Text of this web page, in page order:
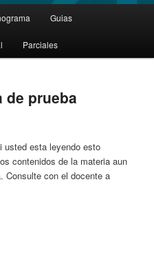
Guias
Parciales
de prueba
usted esta leyendo esto
contenidos de la materia aun
Consulte con el docente a